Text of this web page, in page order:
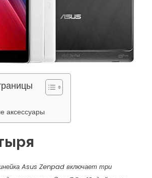
аксессуары
Asus Zenpad включает три